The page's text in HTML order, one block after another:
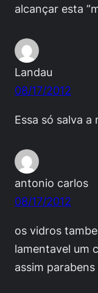
alcançar esta
Landau
08/17/2012
Essa só salva
antonio carlos
08/17/2012
os vidros
lamentavel um
assim